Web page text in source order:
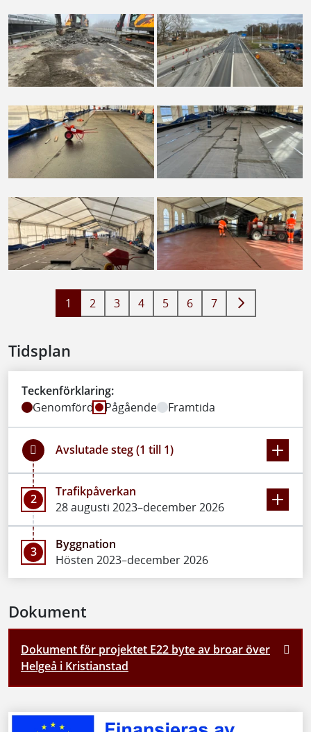
1 2 3 4 5 6 7
Tidsplan
Teckenförklaring:
Genomförd
Pågående Framtida
Avslutade steg (1 till 1)
2
Trafikpåverkan
28 augusti 2023–december 2026
3
Byggnation
Hösten 2023–december 2026
Dokument
Dokument för projektet E22 byte av broar över
Helgeå i Kristianstad